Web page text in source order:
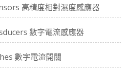
高精度相對濕度感應器
數字電流感應器
數字電流開關